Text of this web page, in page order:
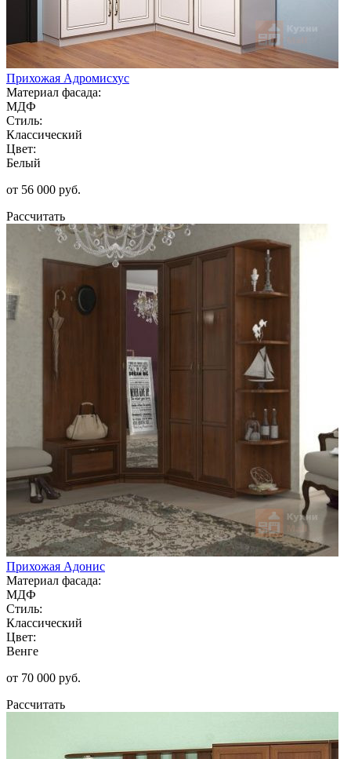
Прихожая Адромисхус
Материал фасада:
МДФ
Стиль:
Классический
Цвет:
Белый
от 56 000 руб.
Рассчитать
Прихожая Адонис
Материал фасада:
МДФ
Стиль:
Классический
Цвет:
Венге
от 70 000 руб.
Рассчитать